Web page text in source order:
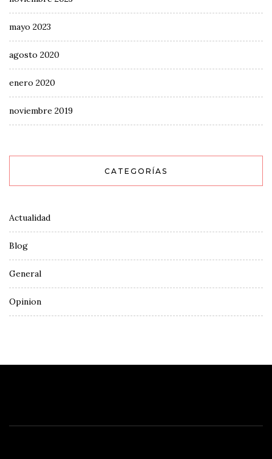
mayo 2023
agosto 2020
enero 2020
noviembre 2019
CATEGORÍAS
Actualidad
Blog
General
Opinion